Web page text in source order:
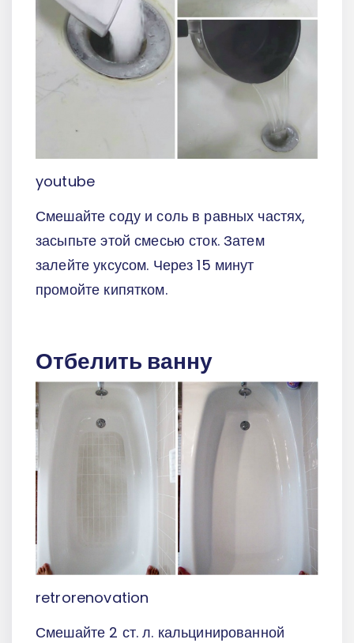
youtube
Смешайте соду и соль в равных частях,
засыпьте этой смесью сток. Затем
залейте уксусом. Через 15 минут
промойте кипятком.
Отбелить ванну
retrorenovation
Смешайте 2 ст. л. кальцинированной